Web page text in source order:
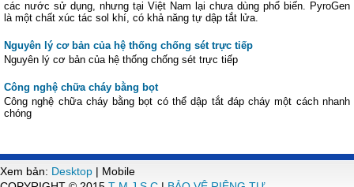
các nước sử dụng, nhưng tại Việt Nam lại chưa dùng phổ biến. PyroGen
là một chất xúc tác sol khí, có khả năng tự dập tắt lửa.
Nguyên lý cơ bản của hệ thống chống sét trực tiếp
Nguyên lý cơ bản của hệ thống chống sét trực tiếp
Công nghệ chữa cháy bằng bọt
Công nghệ chữa cháy bằng bọt có thể dập tắt đáp cháy một cách nhanh
chóng
Xem bản: Desktop | Mobile